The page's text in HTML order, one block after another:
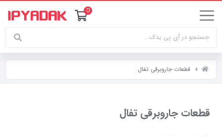
0
قطعات جاروبرقی تفال
قطعات جاروبرقی تفال